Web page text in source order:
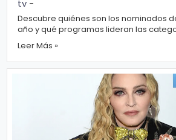
tv -
Descubre quiénes son los nominados
año y qué programas lideran las
nominaciones para los Premios Emmy
Leer Más »